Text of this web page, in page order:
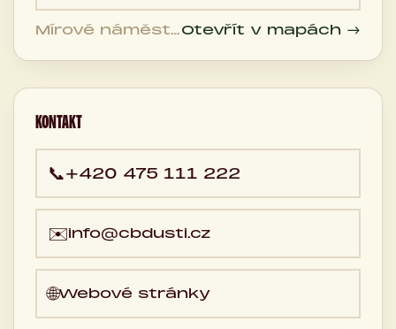
Mírové náměstí
nad Labem,
Otevřít v mapách →
KONTAKT
📞+420 475 111 222
✉️info@cbdusti.cz
🌐Webové stránky